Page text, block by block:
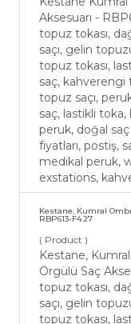
Aksesuarı -
topuz tokası,
saçı, gelin
topuz tokası,
saç, kahverengi
topuz saçı,
saç, lastikli toka,
peruk, doğal
fiyatları, postiş,
medikal peruk,
exstations,
Kestane, Kumral
RBP613-F4.27
( Product )
Kestane,
Örgülü Saç
topuz tokası,
saçı, gelin
topuz tokası,